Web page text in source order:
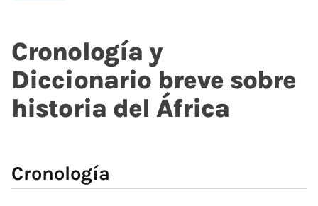
Cronología y
Diccionario breve sobre
historia del África
Cronología